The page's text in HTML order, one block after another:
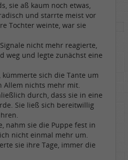
sie aß kaum noch etwas,
und starrte meist vor
Tochter weinte, war sie
nicht mehr reagierte,
weg und legte zunächst eine
sich die Tante um
Allem nichts mehr mit.
durch, dass sie in eine
Sie ließ sich bereitwillig
nahm sie die Puppe fest in
nicht einmal mehr um.
sie ihre Tage, immer die